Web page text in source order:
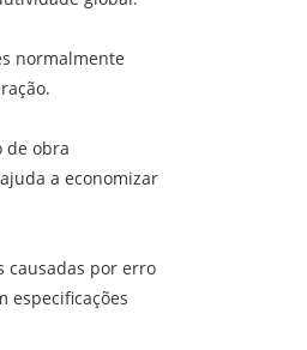
normalmente
de obra
a economizar
causadas por erro
especificações